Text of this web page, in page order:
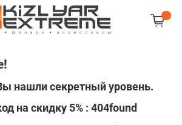
нашли секретный уровень.
на скидку 5% : 404found